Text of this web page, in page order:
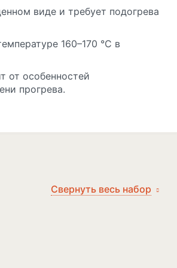
виде и требует подогрева
160–170 °C в
от особенностей
прогрева.